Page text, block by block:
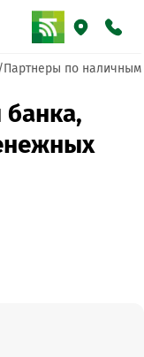
Партнеры по наличным